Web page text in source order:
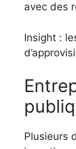
avec des
Insight :
Plusieurs